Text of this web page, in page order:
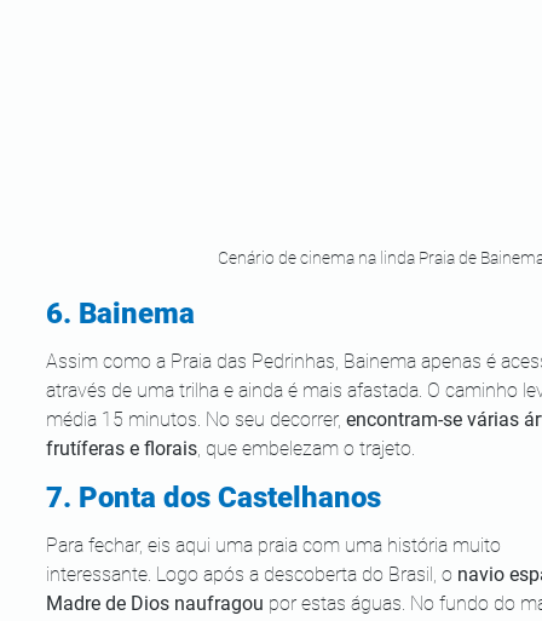
Cenário de cinema na linda Praia de
6. Bainema
Assim como a Praia das Pedrinhas, Bainema apenas é
através de uma trilha e ainda é mais afastada. O caminho
média 15 minutos. No seu decorrer, encontram-se várias
frutíferas e florais , que embelezam o trajeto.
7. Ponta dos Castelhanos
Para fechar, eis aqui uma praia com uma história muito
interessante. Logo após a descoberta do Brasil, o navio
Madre de Dios naufragou por estas águas. No fundo do